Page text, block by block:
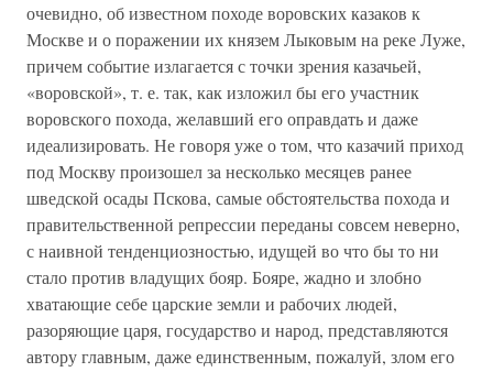
очевидно, об известном походе воровских казаков к
Москве и о поражении их князем Лыковым на реке Луже,
причем событие излагается с точки зрения казачьей,
«воровской», т. е. так, как изложил бы его участник
воровского похода, желавший его оправдать и даже
идеализировать. Не говоря уже о том, что казачий приход
под Москву произошел за несколько месяцев ранее
шведской осады Пскова, самые обстоятельства похода и
правительственной репрессии переданы совсем неверно,
с наивной тенденциозностью, идущей во что бы то ни
стало против владущих бояр. Бояре, жадно и злобно
хватающие себе царские земли и рабочих людей,
разоряющие царя, государство и народ, представляются
автору главным, даже единственным, пожалуй, злом его